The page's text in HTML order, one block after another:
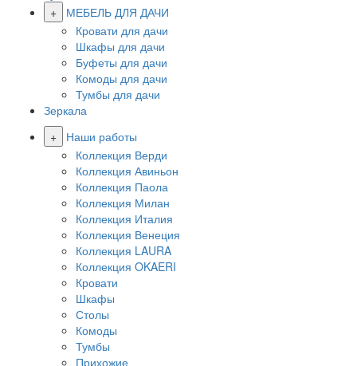
+
МЕБЕЛЬ ДЛЯ ДАЧИ
Кровати для дачи
Шкафы для дачи
Буфеты для дачи
Комоды для дачи
Тумбы для дачи
Зеркала
+
Наши работы
Коллекция Верди
Коллекция Авиньон
Коллекция Паола
Коллекция Милан
Коллекция Италия
Коллекция Венеция
Коллекция LAURA
Коллекция OKAERI
Кровати
Шкафы
Столы
Комоды
Тумбы
Прихожие